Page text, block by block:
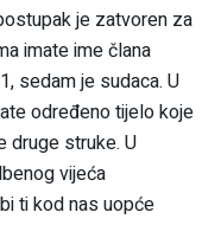
je zatvoren za
imate ime člana
sedam je sudaca. U
određeno tijelo koje
druge struke. U
vijeća
ti kod nas uopće